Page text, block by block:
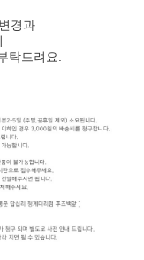
경과
탁드려요.